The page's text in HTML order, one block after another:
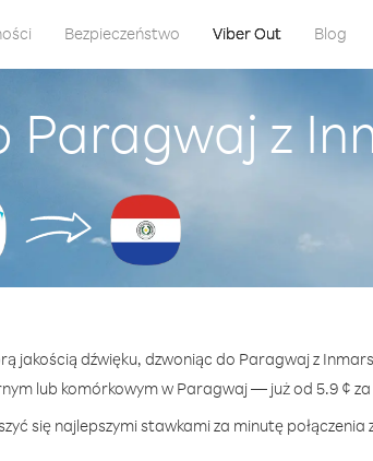
Bezpieczeństwo Viber Out Blog
Paragwaj z
jakością dźwięku, dzwoniąc do Paragwaj z
lub komórkowym w Paragwaj — już od 5.9 ¢
się najlepszymi stawkami za minutę połączenia